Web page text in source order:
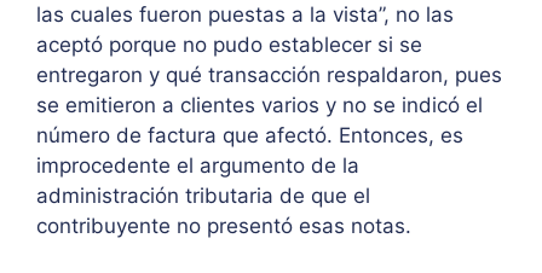
las cuales fueron puestas a la vista”, no las
aceptó porque no pudo establecer si se
entregaron y qué transacción respaldaron, pues
se emitieron a clientes varios y no se indicó el
número de factura que afectó. Entonces, es
improcedente el argumento de la
administración tributaria de que el
contribuyente no presentó esas notas.